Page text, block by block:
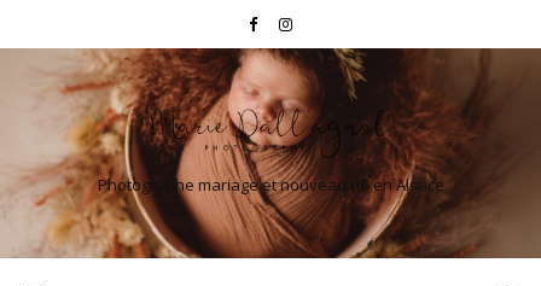
Photographe mariage et nouveau né en Alsace